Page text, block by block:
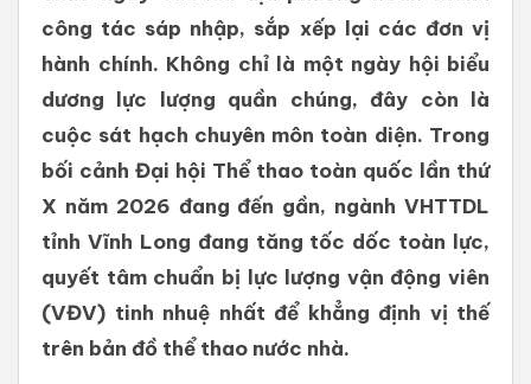
công tác sáp nhập, sắp xếp lại các đơn vị
hành chính. Không chỉ là một ngày hội biểu
dương lực lượng quần chúng, đây còn là
cuộc sát hạch chuyên môn toàn diện. Trong
bối cảnh Đại hội Thể thao toàn quốc lần thứ
X năm 2026 đang đến gần, ngành VHTTDL
tỉnh Vĩnh Long đang tăng tốc dốc toàn lực,
quyết tâm chuẩn bị lực lượng vận động viên
(VĐV) tinh nhuệ nhất để khẳng định vị thế
trên bản đồ thể thao nước nhà.